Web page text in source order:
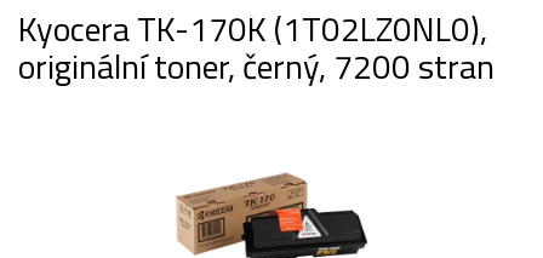
Kyocera TK-170K (1T02LZ0NL0),
originální toner, černý, 7200 stran